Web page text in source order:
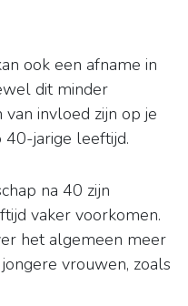
ook een afname in
dit minder
invloed zijn op je
40-jarige leeftijd.
na 40 zijn
vaker voorkomen.
het algemeen meer
vrouwen, zoals